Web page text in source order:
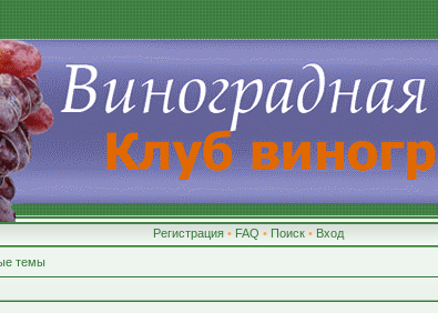
Регистрация • FAQ • Поиск • Вход
темы